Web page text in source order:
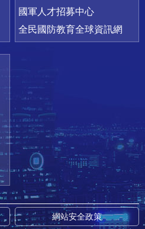
國軍人才招募中心
全民國防教育全球資訊網
網站安全政策